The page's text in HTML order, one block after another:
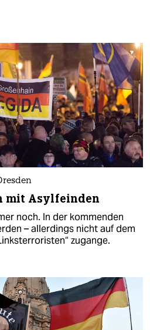
mit Asylfeinden
noch. In der kommenden
– allerdings nicht auf dem
zugange.